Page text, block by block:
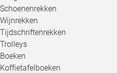
Schoenenrekken
Wijnrekken
Tijdschriftenrekken
Trolleys
Boeken
Koffietafelboeken